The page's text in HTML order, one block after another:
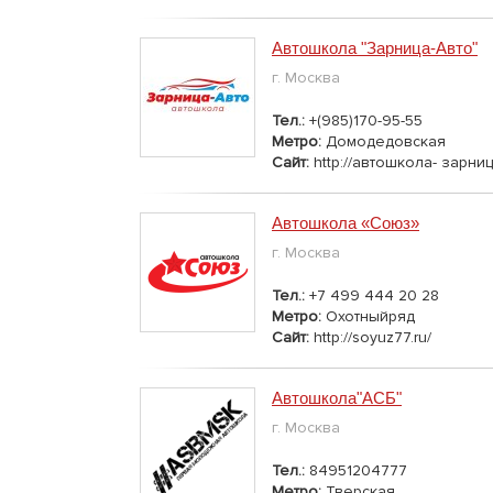
Автошкола "Зарница-Авто"
г. Москва
Тел.: +(985)170-95-55
Метро: Домодедовская
Сайт: http://автошкола-
Автошкола «Союз»
г. Москва
Тел.: +7 499 444 20 28
Метро: Охотныйряд
Сайт: http://soyuz77.ru/
Автошкола"АСБ"
г. Москва
Тел.: 84951204777